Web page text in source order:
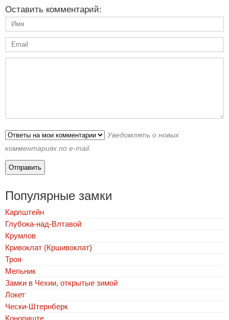
Оставить комментарий:
Уведомлять о новых
комментариях по e-mail.
Популярные замки
Карлштейн
Глубока-над-Влтавой
Крумлов
Кривоклат (Кршивоклат)
Троя
Мельник
Замки в Чехии, открытые зимой
Локет
Чески-Штернберк